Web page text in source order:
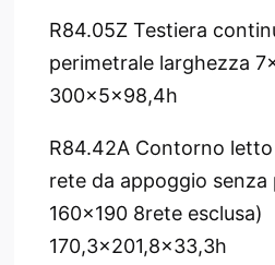
R84.05Z Testiera
perimetrale larghezza
300x5x98,4h
R84.42A Contorno letto
rete da appoggio senza
160x190 8rete esclusa)
170,3x201,8x33,3h